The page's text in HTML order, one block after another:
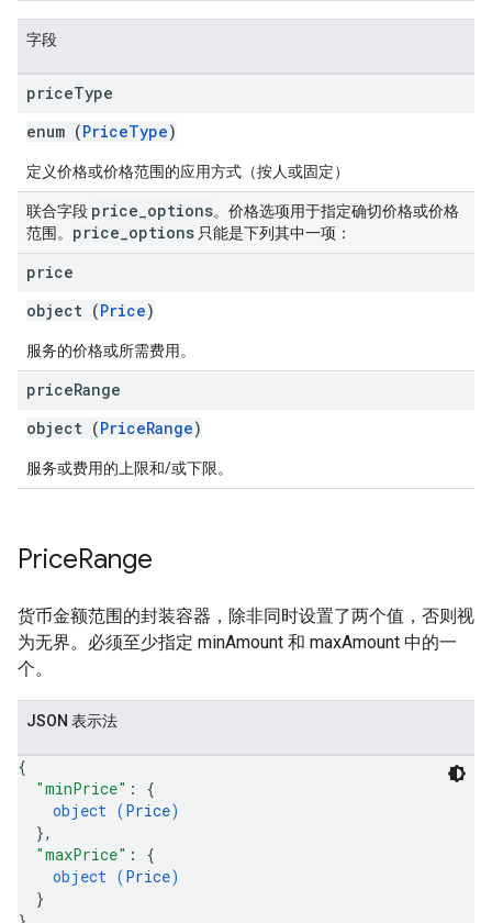
字段
priceType
enum (PriceType)
定义价格或价格范围的应用方式（按人或固定）
联合字段 price options。价格选项用于指定确切价格或价格
范围。 price options 只能是下列其中一项：
price
object (Price)
服务的价格或所需费用。
priceRange
object (PriceRange)
服务或费用的上限和/或下限。
PriceRange
货币金额范围的封装容器，除非同时设置了两个值，否则视
为无界。必须至少指定 minAmount 和 maxAmount 中的一
个。
JSON 表示法
{
"minPrice" : {
object (Price)
},
"maxPrice" : {
object (Price)
}